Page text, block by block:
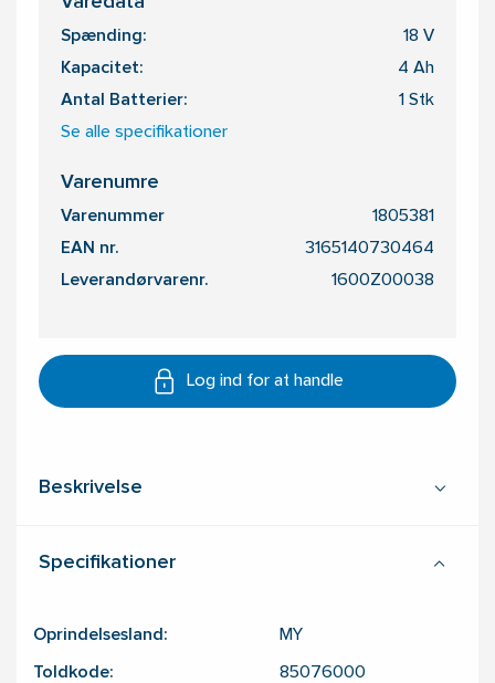
Spænding: 18 V
Kapacitet: 4 Ah
Antal Batterier: 1 Stk
Se alle specifikationer
Varenumre
Varenummer 1805381
EAN nr. 3165140730464
Leverandørvarenr. 1600Z00038
Log ind for at handle
Beskrivelse
Specifikationer
Oprindelsesland: MY
Toldkode: 85076000